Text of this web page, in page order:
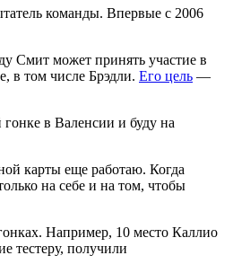
команды. Впервые с 2006
Смит может принять участие в
в том числе Брэдли. Его цель —
в Валенсии и буду на
карты еще работаю. Когда
на себе и на том, чтобы
Например, 10 место Каллио
тестеру, получили